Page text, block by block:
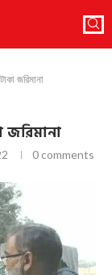
জরিমানা
জরিমানা
0 comments